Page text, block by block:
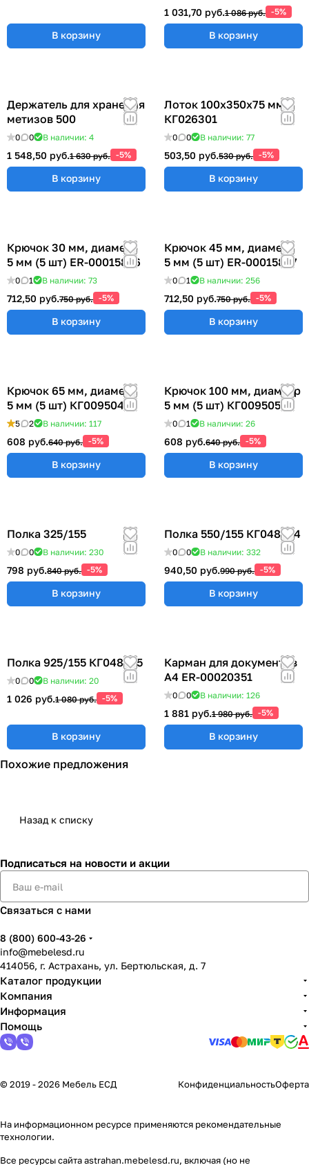
В корзину
1 031,70 руб.1 086 руб. -5%
В корзину
Держатель для хранения
метизов 500
0 0 В наличии: 4
1 548,50 руб.1 630 руб. -5%
В корзину
Лоток 100x350x75 мм
КГ026301
0 0 В наличии: 77
503,50 руб.530 руб. -5%
В корзину
Крючок 30 мм, диаметр
5 мм (5 шт) ER-00015856
0 1 В наличии: 73
712,50 руб.750 руб. -5%
В корзину
Крючок 45 мм, диаметр
5 мм (5 шт) ER-00015857
0 1 В наличии: 256
712,50 руб.750 руб. -5%
В корзину
Крючок 65 мм, диаметр
5 мм (5 шт) КГ009504
5 2 В наличии: 117
608 руб.640 руб. -5%
В корзину
Крючок 100 мм, диаметр
5 мм (5 шт) КГ009505
0 1 В наличии: 26
608 руб.640 руб. -5%
В корзину
Полка 325/155
0 0 В наличии: 230
798 руб.840 руб. -5%
В корзину
Полка 550/155 КГ048824
0 0 В наличии: 332
940,50 руб.990 руб. -5%
В корзину
Полка 925/155 КГ048825
0 0 В наличии: 20
1 026 руб.1 080 руб. -5%
В корзину
Карман для документов
А4 ER-00020351
0 0 В наличии: 126
1 881 руб.1 980 руб. -5%
В корзину
Похожие предложения
Назад к списку
Подписаться на новости и акции
Связаться с нами
8 (800) 600-43-26
info@mebelesd.ru
414056, г. Астрахань, ул. Бертюльская, д. 7
Каталог продукции
Компания
Информация
Помощь
© 2019 - 2026 Мебель ЕСД КонфиденциальностьОферта
На информационном ресурсе применяются рекомендательные
технологии.
Все ресурсы сайта astrahan.mebelesd.ru, включая (но не